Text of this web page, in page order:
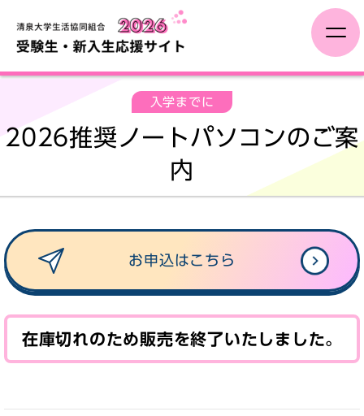
保護者の方へ
入学までに
先輩の大学生活紹介します！
入学までに
2026推奨ノートパソコンのご案
内
お申込はこちら
在庫切れのため販売を終了いたしました。